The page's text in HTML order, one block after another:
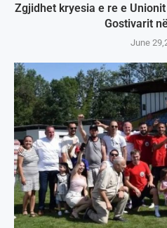
Zgjidhet kryesia e re e
Gostivarit
June